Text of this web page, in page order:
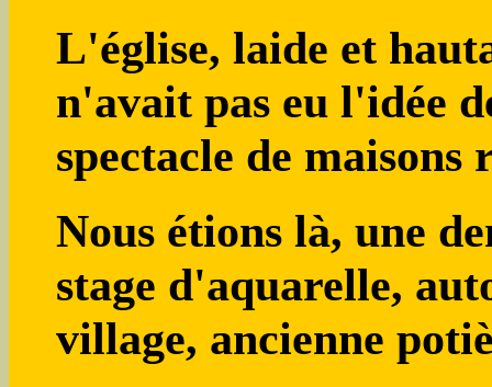
L'église, laide et
n'avait pas eu l'idée
spectacle de maisons
Nous étions là, une
stage d'aquarelle,
village, ancienne